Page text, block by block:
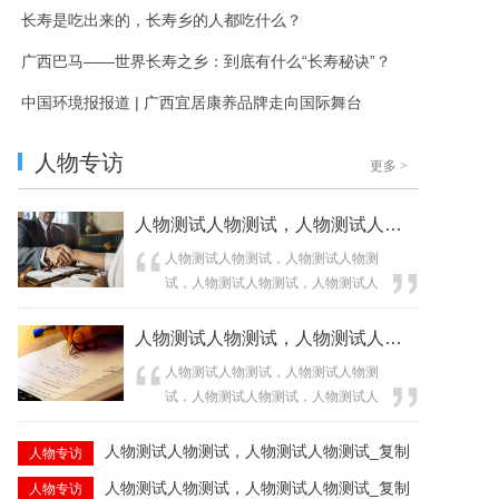
长寿是吃出来的，长寿乡的人都吃什么？
广西巴马——世界长寿之乡：到底有什么“长寿秘诀”？
中国环境报报道 | 广西宜居康养品牌走向国际舞台
人物专访 更多 >
人物测试人物测试，人物测试人物测试_复制
人物测试人物测试，人物测试人物测
试，人物测试人物测试，人物测试人
物测试，人物测试人物测试，人物测
试人物测试，人物测试人物测试，人
人物测试人物测试，人物测试人物测试_复制
人物测试人物测试，人物测试人物测
试，人物测试人物测试，人物测试人
物测试，人物测试人物测试，人物测
试人物测试，人物测试人物测试，人
人物专访 人物测试人物测试，人物测试人物测试_复制
人物专访 人物测试人物测试，人物测试人物测试_复制